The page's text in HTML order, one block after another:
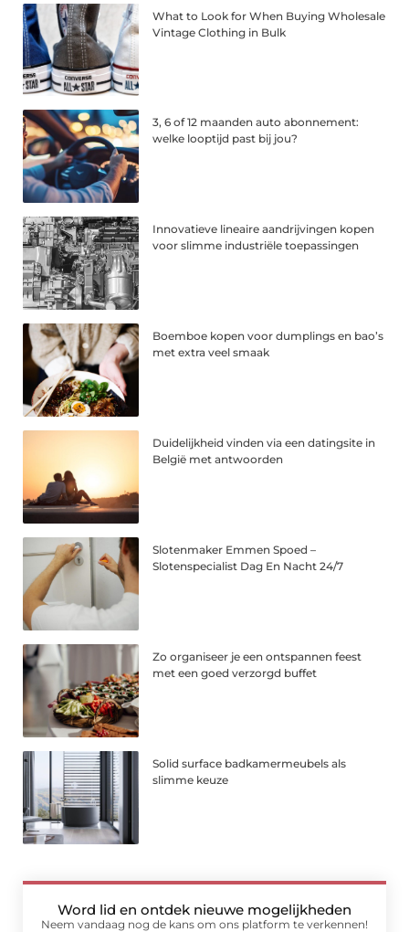
What to Look for When Buying Wholesale
Vintage Clothing in Bulk
3, 6 of 12 maanden auto abonnement:
welke looptijd past bij jou?
Innovatieve lineaire aandrijvingen kopen
voor slimme industriële toepassingen
Boemboe kopen voor dumplings en bao’s
met extra veel smaak
Duidelijkheid vinden via een datingsite in
België met antwoorden
Slotenmaker Emmen Spoed –
Slotenspecialist Dag En Nacht 24/7
Zo organiseer je een ontspannen feest
met een goed verzorgd buffet
Solid surface badkamermeubels als
slimme keuze
Word lid en ontdek nieuwe mogelijkheden
Neem vandaag nog de kans om ons platform te verkennen!